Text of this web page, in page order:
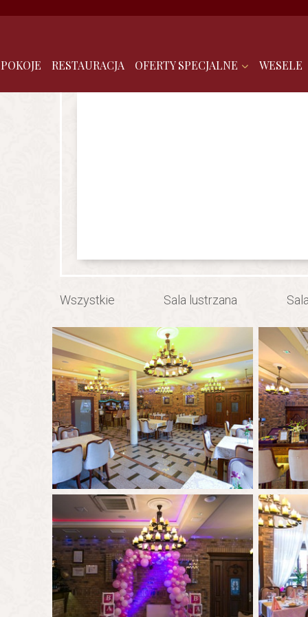
POKOJE RESTAURACJA OFERTY SPECJALNE WESELE
Wszystkie Sala lustrzana